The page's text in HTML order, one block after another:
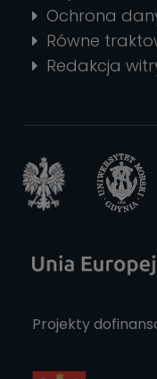
Ochrona
Równe
Redakcja
Projekty